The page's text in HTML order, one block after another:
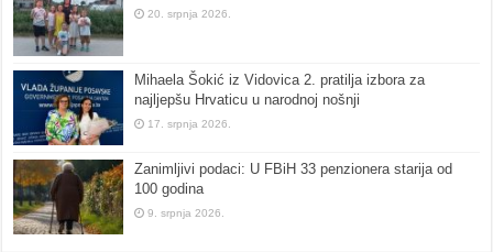
20. srpnja 2026.
Mihaela Šokić iz Vidovica 2. pratilja izbora za
najljepšu Hrvaticu u narodnoj nošnji
17. srpnja 2026.
Zanimljivi podaci: U FBiH 33 penzionera starija od
100 godina
9. srpnja 2026.